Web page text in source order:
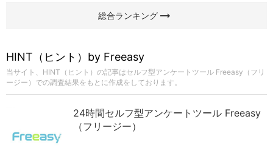
総合ランキングarrow_right_alt
HINT（ヒント）by Freeasy
当サイト、HINT（ヒント）の記事はセルフ型アンケートツール Freeasy（フリ
ージー）での調査結果をもとに作成をしております。
24時間セルフ型アンケートツール Freeasy
（フリージー）